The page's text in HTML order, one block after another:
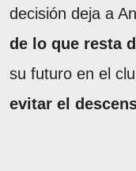
decisión deja a
de lo que resta
su futuro en el
evitar el